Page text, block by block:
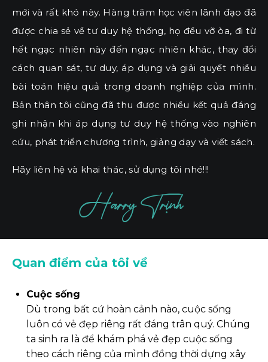
mới và rất khó này. Hàng trăm học viên lãnh đạo đã
được chia sẻ về tư duy hệ thống, họ đều vỡ òa, đi từ
hết ngạc nhiên này đến ngạc nhiên khác, thay đổi
cách quan sát, tư duy, áp dụng và giải quyết nhiều
bài toán hiệu quả trong doanh nghiệp của mình.
Bản thân tôi cũng đã thu được nhiều kết quả đáng
ghi nhận khi áp dụng tư duy hệ thống vào nghiên
cứu, phát triển chương trình, giảng dạy và viết sách.
Hãy liên hệ và khai thác, sử dụng tôi nhé!!!
Harry Trịnh
Quan điểm của tôi về
Cuộc sống
Dù trong bất cứ hoàn cảnh nào, cuộc sống
luôn có vẻ đẹp riêng rất đáng trân quý. Chúng
ta sinh ra là để khám phá vẻ đẹp cuộc sống
theo cách riêng của mình đồng thời dựng xây